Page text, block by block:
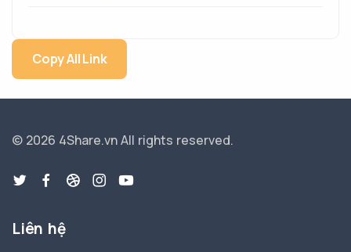
Copy All Link
© 2026 4Share.vnAll rights reserved.
Liên hệ